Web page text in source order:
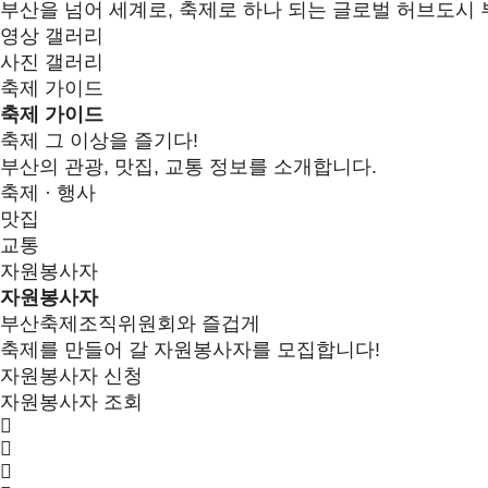
부산을 넘어 세계로, 축제로 하나 되는 글로벌 허브도시
영상 갤러리
사진 갤러리
축제 가이드
축제 가이드
축제 그 이상을 즐기다!
부산의 관광, 맛집, 교통 정보를 소개합니다.
축제 · 행사
맛집
교통
자원봉사자
자원봉사자
부산축제조직위원회와 즐겁게
축제를 만들어 갈 자원봉사자를 모집합니다!
자원봉사자 신청
자원봉사자 조회